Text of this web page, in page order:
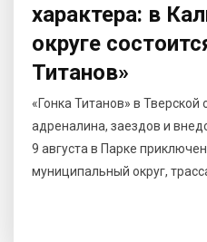
характера: в
округе
Титанов»
«Гонка Титанов» в Тверской
адреналина, заездов и
9 августа в Парке
муниципальный округ,